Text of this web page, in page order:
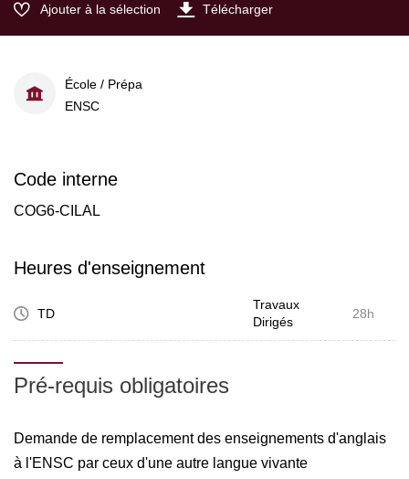
Ajouter à la sélection Télécharger
École / Prépa
ENSC
Code interne
COG6-CILAL
Heures d'enseignement
TD
Travaux
Dirigés
28h
Pré-requis obligatoires
Demande de remplacement des enseignements d'anglais
à l'ENSC par ceux d'une autre langue vivante